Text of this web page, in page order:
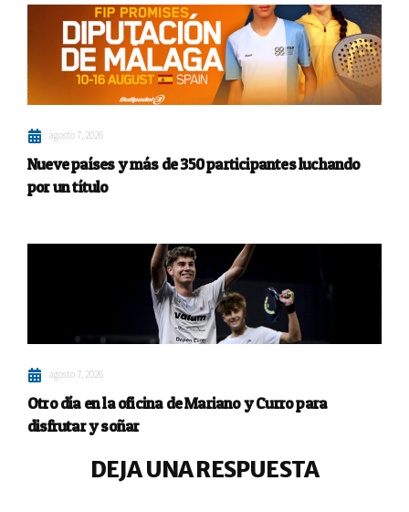
agosto 7, 2026
Nueve países y más de 350 participantes luchando
por un título
agosto 7, 2026
Otro día en la oficina de Mariano y Curro para
disfrutar y soñar
DEJA UNA RESPUESTA